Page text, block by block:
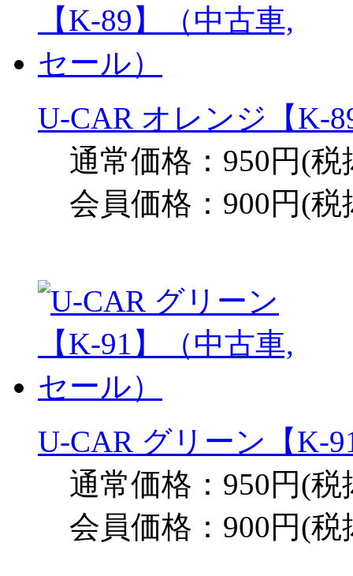
U-CAR オレンジ【K-
通常価格：950円(税
会員価格：900円(税
U-CAR グリーン【K-
通常価格：950円(税
会員価格：900円(税